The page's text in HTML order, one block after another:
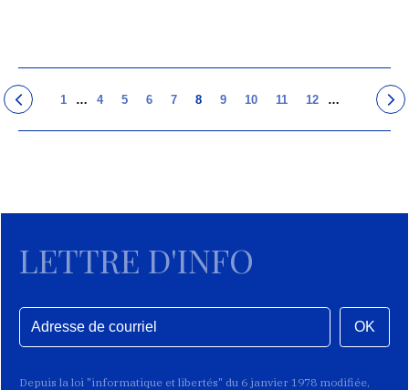
1 … 4 5 6 7 8 9 10 11 12 …
LETTRE D'INFO
OK
Depuis la loi "informatique et libertés" du 6 janvier 1978 modifiée,